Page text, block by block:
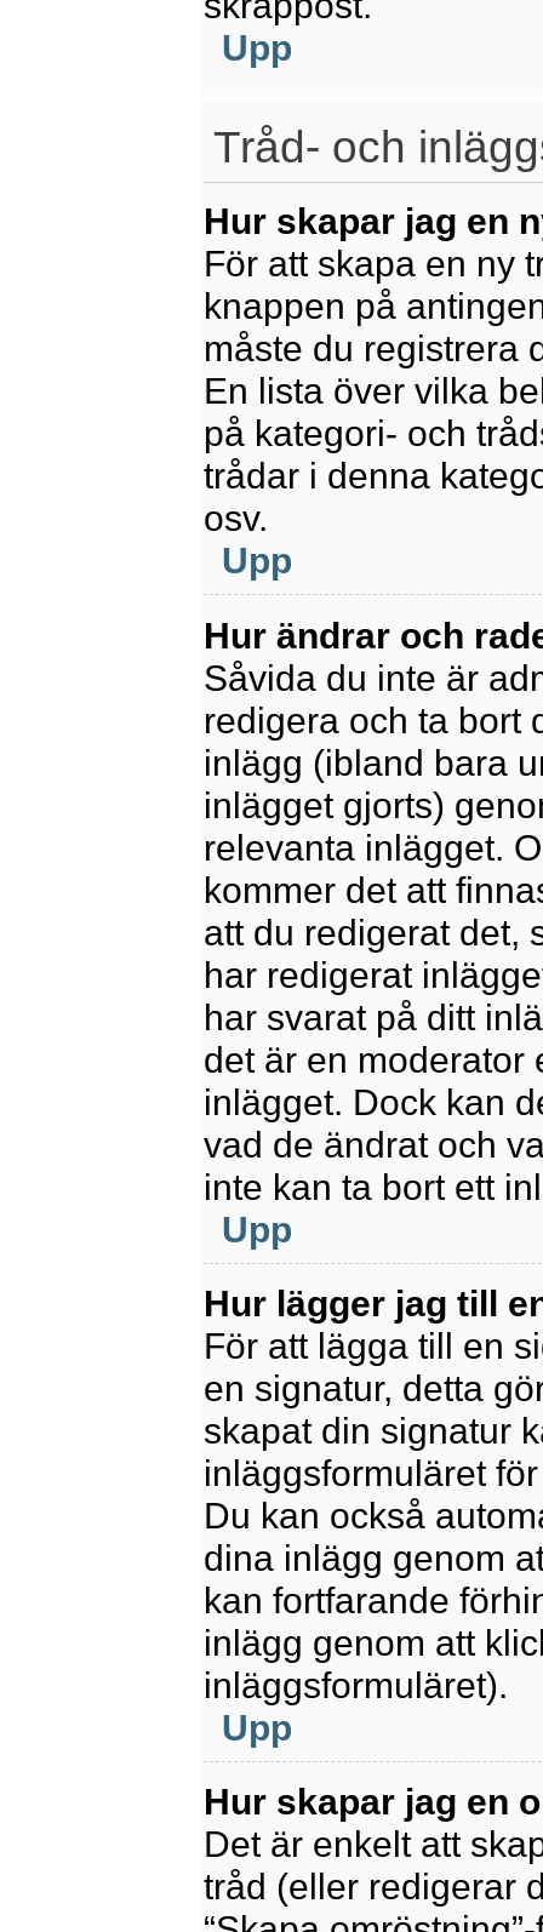
Upp
Tråd- och
Hur skapar jag en
För att skapa en ny
knappen på
måste du registrera
En lista över vilka
på kategori- och
trådar i denna
osv.
Upp
Hur ändrar och
Såvida du inte är
redigera och ta bort
inlägg (ibland bara
inlägget gjorts)
relevanta inlägget.
kommer det att
att du redigerat det,
har redigerat
har svarat på ditt
det är en moderator
inlägget. Dock kan
vad de ändrat och
inte kan ta bort ett
Upp
Hur lägger jag till
För att lägga till en
en signatur, detta
skapat din signatur
inläggsformuläret
Du kan också
dina inlägg genom
kan fortfarande
inlägg genom att
inläggsformuläret).
Upp
Hur skapar jag en
Det är enkelt att
tråd (eller redigerar